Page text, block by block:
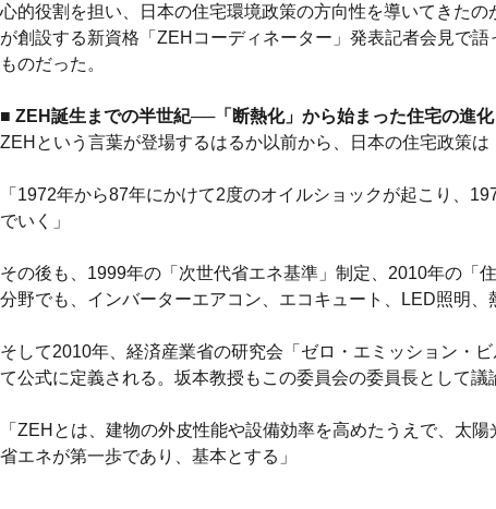
心的役割を担い、日本の住宅環境政策の方向性を導いてきた
が創設する新資格「ZEHコーディネーター」発表記者会見で
ものだった。
■ ZEH誕生までの半世紀──「断熱化」から始まった住宅の進化
ZEHという言葉が登場するはるか以前から、日本の住宅政策
「1972年から87年にかけて2度のオイルショックが起こり、
でいく」
その後も、1999年の「次世代省エネ基準」制定、2010年の「
分野でも、インバーターエアコン、エコキュート、LED照明、
そして2010年、経済産業省の研究会「ゼロ・エミッション・
て公式に定義される。坂本教授もこの委員会の委員長として議
「ZEHとは、建物の外皮性能や設備効率を高めたうえで、太
省エネが第一歩であり、基本とする」